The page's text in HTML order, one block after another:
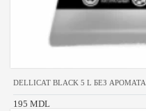
DELLICAT BLACK 5 L БЕЗ АРОМАТА
195 MDL